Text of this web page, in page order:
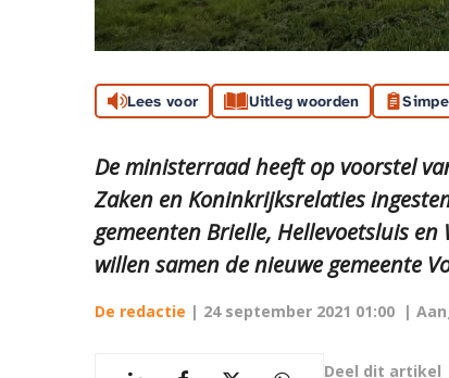
Lees voor Uitleg woorden
De ministerraad heeft op voorstel
Zaken en Koninkrijksrelaties
gemeenten Brielle, Hellevoetsluis
willen samen de nieuwe gemeente
De redactie | 24 september 2021 01:00 |
Deel dit artikel